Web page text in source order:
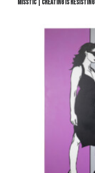
Misstic | Creating is resisting